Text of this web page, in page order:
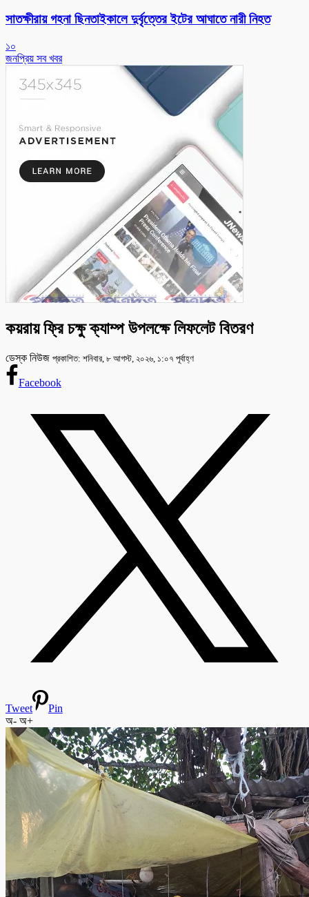
সাতক্ষীরায় গহনা ছিনতাইকালে দুর্বৃত্তের ইটের আঘাতে নারী নিহত
১০
জনপ্রিয় সব খবর
কয়রায় ফ্রি চক্ষু ক্যাম্প উপলক্ষে লিফলেট বিতরণ
ডেস্ক নিউজ প্রকাশিত: শনিবার, ৮ আগস্ট, ২০২৬, ১:০৭ পূর্বাহ্ণ
Facebook
Tweet
Pin
অ- অ+